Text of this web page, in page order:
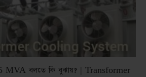
85 MVA বলতে কি বুঝায়? | Transformer